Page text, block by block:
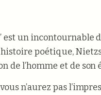
est un incontournable
poétique,
de l’homme et de son
n’aurez pas